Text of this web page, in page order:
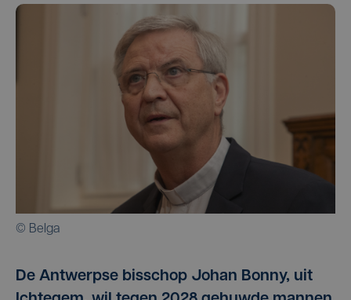
© Belga
De Antwerpse bisschop Johan Bonny, uit